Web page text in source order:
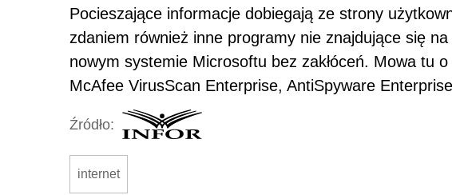
Pocieszające informacje dobiegają ze strony
zdaniem również inne programy nie znajdujące się na
nowym systemie Microsoftu bez zakłóceń. Mowa tu
McAfee VirusScan Enterprise, AntiSpyware
Źródło:
internet